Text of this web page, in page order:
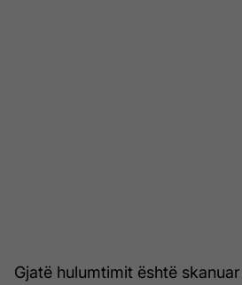
Gjatë hulumtimit është